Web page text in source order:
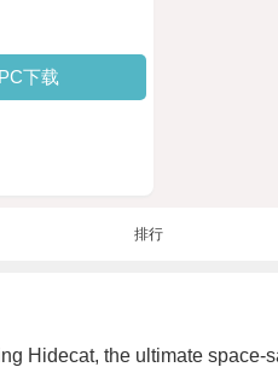
PC下载
排行
Hidecat, the ultimate space-